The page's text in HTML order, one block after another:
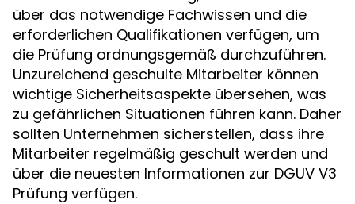
über das notwendige Fachwissen und die
erforderlichen Qualifikationen verfügen, um
die Prüfung ordnungsgemäß durchzuführen.
Unzureichend geschulte Mitarbeiter können
wichtige Sicherheitsaspekte übersehen, was
zu gefährlichen Situationen führen kann. Daher
sollten Unternehmen sicherstellen, dass ihre
Mitarbeiter regelmäßig geschult werden und
über die neuesten Informationen zur DGUV V3
Prüfung verfügen.